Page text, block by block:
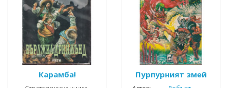
Карамба! Пурпурният змей